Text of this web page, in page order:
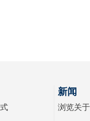
新闻
浏览关